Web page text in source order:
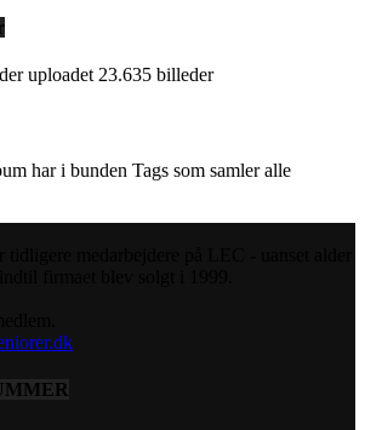
uploadet 23.635 billeder
har i bunden Tags som samler alle